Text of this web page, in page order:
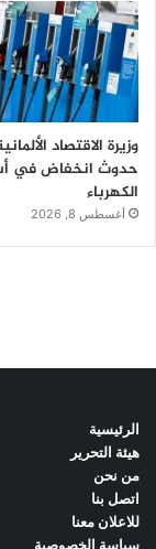
الرئيسية
هيئة التحرير
من نحن
اتصل بنا
للاعلان معنا
سياسة الخصوصية